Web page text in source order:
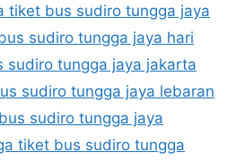
tiket bus sudiro tungga jaya
sudiro tungga jaya hari
sudiro tungga jaya jakarta
sudiro tungga jaya lebaran
sudiro tungga jaya
tiket bus sudiro tungga